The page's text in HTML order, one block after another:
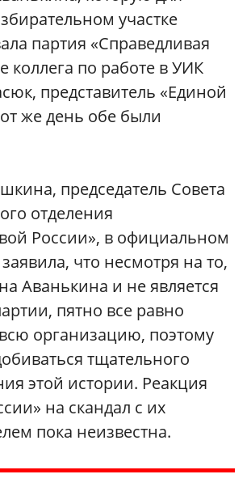
участке
партия «Справедливая
коллега по работе в УИК
представитель «Единой
же день обе были
председатель Совета
отделения
России», в официальном
что несмотря на то,
Аванькина и не является
пятно все равно
организацию, поэтому
тщательного
этой истории. Реакция
на скандал с их
пока неизвестна.